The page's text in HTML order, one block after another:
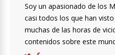
Soy un apasionado de los
casi todos los que han
muchas de las horas de
contenidos sobre este